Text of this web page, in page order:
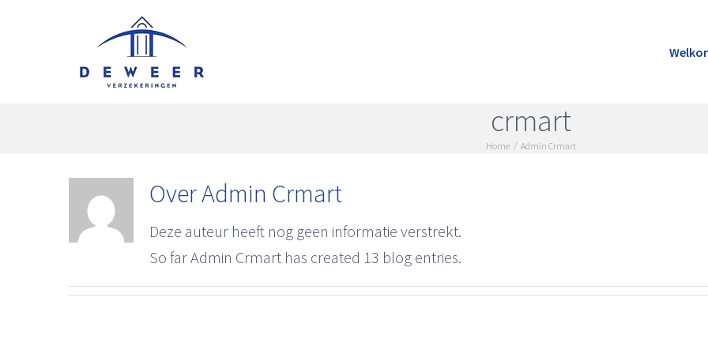
crmart
Home / Admin Crmart
OverAdmin Crmart
Deze auteur heeft nog geen informatie verstrekt.
So far Admin Crmart has created 13 blog entries.